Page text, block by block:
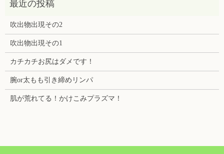
吹出物出現その2
吹出物出現その1
カチカチお尻はダメです！
腕or太もも引き締めリンパ
肌が荒れてる！かけこみプラズマ！